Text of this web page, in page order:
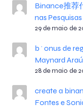
Binance推荐
nas
29 de maio de
b^onus de
Maynard
28 de maio de
create a
Fontes e